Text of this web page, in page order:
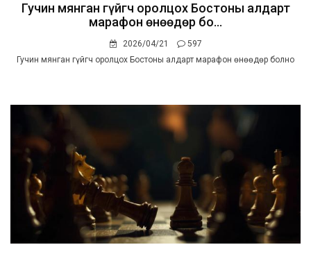
Гучин мянган гүйгч оролцох Бостоны алдарт
марафон өнөөдөр бо...
2026/04/21
597
Гучин мянган гүйгч оролцох Бостоны алдарт марафон өнөөдөр болно